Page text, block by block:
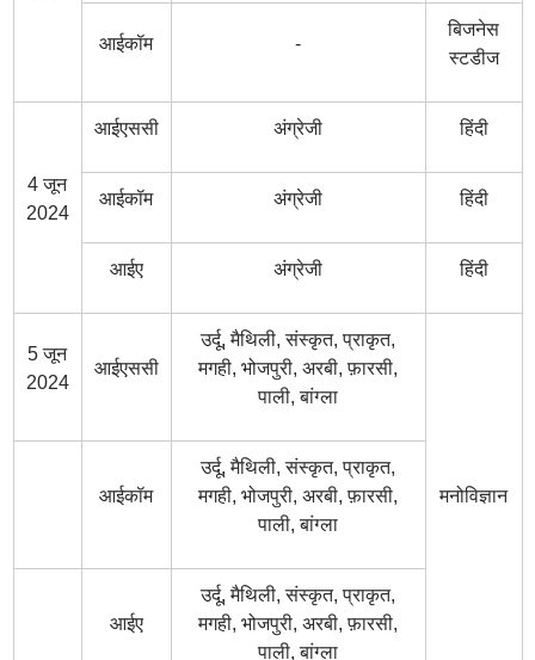
आईकॉम -
बिजनेस
स्टडीज
4 जून
2024
आईएससी अंग्रेजी हिंदी
आईकॉम अंग्रेजी हिंदी
आईए अंग्रेजी हिंदी
5 जून
2024
आईएससी
उर्दू, मैथिली, संस्कृत, प्राकृत,
मगही, भोजपुरी, अरबी, फ़ारसी,
पाली, बांग्ला
मनोविज्ञान
आईकॉम
उर्दू, मैथिली, संस्कृत, प्राकृत,
मगही, भोजपुरी, अरबी, फ़ारसी,
पाली, बांग्ला
आईए
उर्दू, मैथिली, संस्कृत, प्राकृत,
मगही, भोजपुरी, अरबी, फ़ारसी,
पाली, बांग्ला